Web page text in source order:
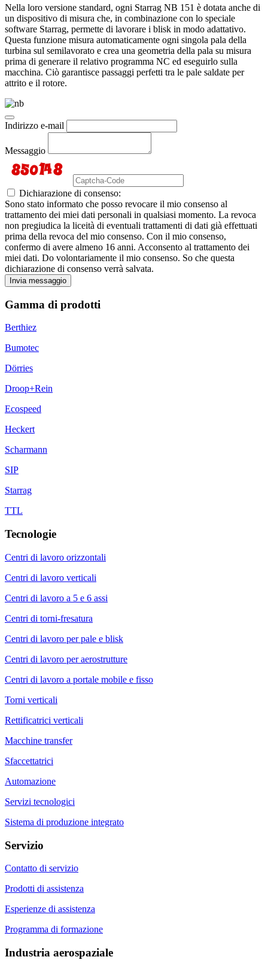
Nella loro versione standard, ogni Starrag NB 151 è dotata anche di
un dispositivo di misura che, in combinazione con lo speciale
software Starrag, permette di lavorare i blisk in modo adattativo.
Questa funzione misura automaticamente ogni singola pala della
turbina sul semilavorato e crea una geometria della pala su misura
prima di generare il relativo programma NC ed eseguirlo sulla
macchina. Ciò garantisce passaggi perfetti tra le pale saldate per
attrito e il rotore.
Indirizzo e-mail
Messaggio
Dichiarazione di consenso:
Sono stato informato che posso revocare il mio consenso al
trattamento dei miei dati personali in qualsiasi momento. La revoca
non pregiudica la liceità di eventuali trattamenti di dati già effettuati
prima della revoca del mio consenso. Con il mio consenso,
confermo di avere almeno 16 anni. Acconsento al trattamento dei
miei dati. Do volontariamente il mio consenso. So che questa
dichiarazione di consenso verrà salvata.
Invia messaggio
Gamma di prodotti
Berthiez
Bumotec
Dörries
Droop+Rein
Ecospeed
Heckert
Scharmann
SIP
Starrag
TTL
Tecnologie
Centri di lavoro orizzontali
Centri di lavoro verticali
Centri di lavoro a 5 e 6 assi
Centri di torni-fresatura
Centri di lavoro per pale e blisk
Centri di lavoro per aerostrutture
Centri di lavoro a portale mobile e fisso
Torni verticali
Rettificatrici verticali
Macchine transfer
Sfaccettatrici
Automazione
Servizi tecnologici
Sistema di produzione integrato
Servizio
Contatto di servizio
Prodotti di assistenza
Esperienze di assistenza
Programma di formazione
Industria aerospaziale